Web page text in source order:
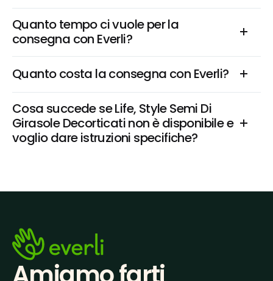
Quanto tempo ci vuole per la
consegna con Everli?
Quanto costa la consegna con Everli?
Cosa succede se Life, Style Semi Di
Girasole Decorticati non è disponibile e
voglio dare istruzioni specifiche?